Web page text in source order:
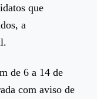
que
a
de 6 a 14 de
com aviso de